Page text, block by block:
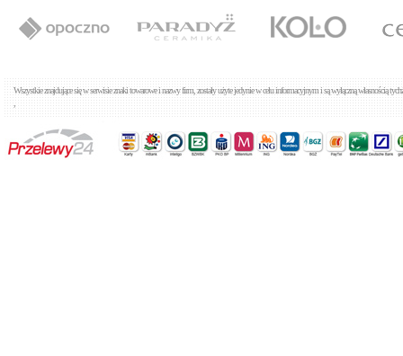
Tres Cuadro 1.06.603
Wszystkie znajdujące się w serwisie znaki towarowe i nazwy firm, zostały użyte jedynie w celu informacyjnym i są wyłączną własnością